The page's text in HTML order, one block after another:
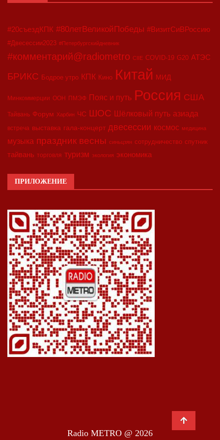
#20съездКПК #80летВеликойПобеды #ВизитСиВРоссию
#Двесессии2023 #Петербургскийдневник
#комментарий@radiometro CIIE COVID-19 G20 АТЭС
БРИКС Бодрое утро КПК Кино Китай МИД
Минкоммерции ООН ПМЭФ Пояс и путь Россия США
Тайвань Форум Харбин ЧС ШОС Шёлковый путь азиада
встреча выставка гала-концерт двесессии космос медицина
музыка праздник весны синьцзян сотрудничество спутник
тайвань торговля туризм экология экономика
ПРИЛОЖЕНИЕ
Radio METRO @ 2026